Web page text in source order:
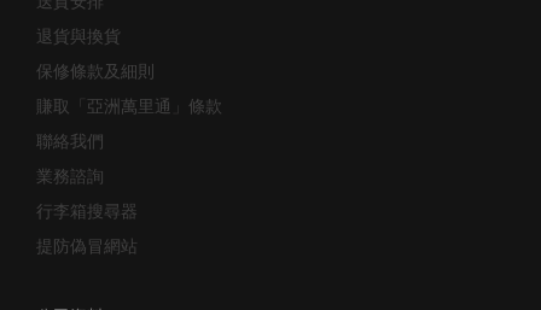
退貨與換貨
保修條款及細則
賺取「亞洲萬里通」條款
聯絡我們
業務諮詢
行李箱搜尋器
提防偽冒網站